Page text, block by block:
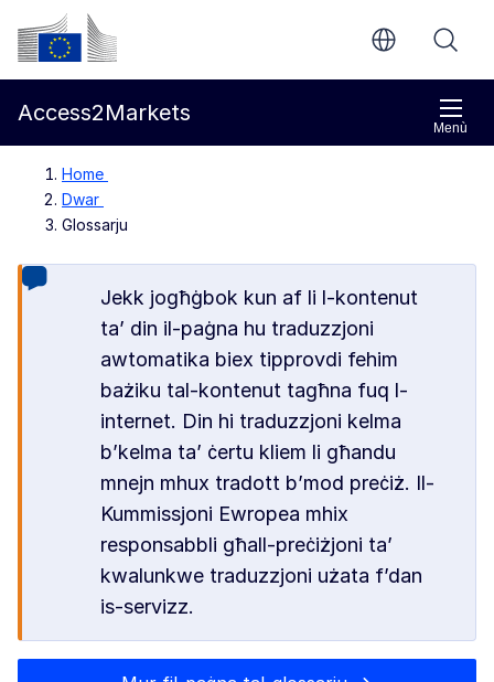
Mur għall-kontenut ewlieni
Kummissjoni Ewropea
Menù
Access2Markets
Home
Dwar
Glossarju
Jekk jogħġbok kun af li l-kontenut
ta’ din il-paġna hu traduzzjoni
awtomatika biex tipprovdi fehim
bażiku tal-kontenut tagħna fuq l-
internet. Din hi traduzzjoni kelma
b’kelma ta’ ċertu kliem li għandu
mnejn mhux tradott b’mod preċiż. Il-
Kummissjoni Ewropea mhix
responsabbli għall-preċiżjoni ta’
kwalunkwe traduzzjoni użata f’dan
is-servizz.